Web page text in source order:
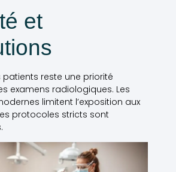
et
patients reste une priorité
examens radiologiques. Les
limitent l’exposition aux
protocoles stricts sont